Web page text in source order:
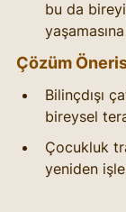
bu da
Çözüm
Bilinçdışı
bireysel
Çocukluk
yeniden